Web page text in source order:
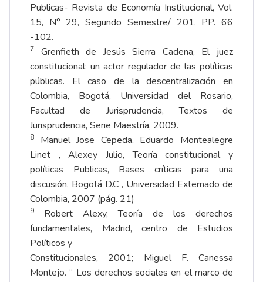
Publicas- Revista de Economía Institucional, Vol.
15, N° 29, Segundo Semestre/ 201, PP. 66
-102.
7
Grenfieth de Jesús Sierra Cadena, El juez
constitucional: un actor regulador de las políticas
públicas. El caso de la descentralización en
Colombia, Bogotá, Universidad del Rosario,
Facultad de Jurisprudencia, Textos de
Jurisprudencia, Serie Maestría, 2009.
8
Manuel Jose Cepeda, Eduardo Montealegre
Linet , Alexey Julio, Teoría constitucional y
políticas Publicas, Bases críticas para una
discusión, Bogotá D.C , Universidad Externado de
Colombia, 2007 (pág. 21)
9
Robert Alexy, Teoría de los derechos
fundamentales, Madrid, centro de Estudios
Políticos y
Constitucionales, 2001; Miguel F. Canessa
Montejo. “ Los derechos sociales en el marco de